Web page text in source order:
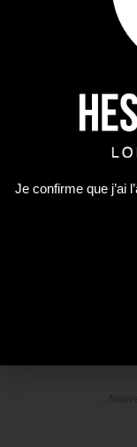
Je confirme que j’ai